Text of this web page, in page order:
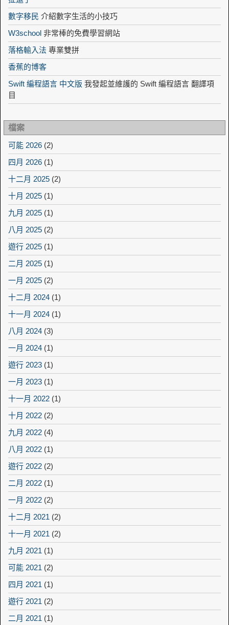
數字移民 介紹數字生活的小技巧
W3school 非常棒的免費學習網站
落格輸入法 專業雙拼
香蕉的博客
Swift 編程語言 中文版 我發起並維護的 Swift 編程語言 翻譯項
目
檔案
可能 2026 (2)
四月 2026 (1)
十二月 2025 (2)
十月 2025 (1)
九月 2025 (1)
八月 2025 (2)
遊行 2025 (1)
二月 2025 (1)
一月 2025 (2)
十二月 2024 (1)
十一月 2024 (1)
八月 2024 (3)
一月 2024 (1)
遊行 2023 (1)
一月 2023 (1)
十一月 2022 (1)
十月 2022 (2)
九月 2022 (4)
八月 2022 (1)
遊行 2022 (2)
二月 2022 (1)
一月 2022 (2)
十二月 2021 (2)
十一月 2021 (2)
九月 2021 (1)
可能 2021 (2)
四月 2021 (1)
遊行 2021 (2)
二月 2021 (1)